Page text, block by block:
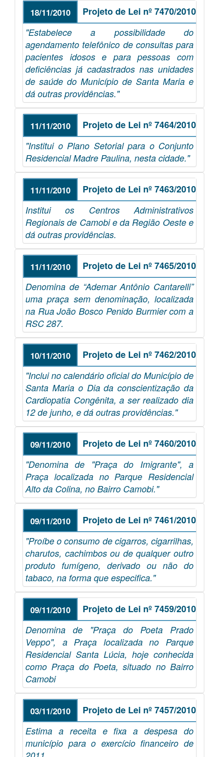
18/11/2010 Projeto de Lei nº 7470/2010
"Estabelece a possibilidade do
agendamento telefônico de consultas para
pacientes idosos e para pessoas com
deficiências já cadastrados nas unidades
de saúde do Município de Santa Maria e
dá outras providências."
11/11/2010 Projeto de Lei nº 7464/2010
"Institui o Plano Setorial para o Conjunto
Residencial Madre Paulina, nesta cidade."
11/11/2010 Projeto de Lei nº 7463/2010
Institui os Centros Administrativos
Regionais de Camobi e da Região Oeste e
dá outras providências.
11/11/2010 Projeto de Lei nº 7465/2010
Denomina de “Ademar Antônio Cantarelli”
uma praça sem denominação, localizada
na Rua João Bosco Penido Burmier com a
RSC 287.
10/11/2010 Projeto de Lei nº 7462/2010
"Inclui no calendário oficial do Município de
Santa Maria o Dia da conscientização da
Cardiopatia Congênita, a ser realizado dia
12 de junho, e dá outras providências."
09/11/2010 Projeto de Lei nº 7460/2010
"Denomina de "Praça do Imigrante", a
Praça localizada no Parque Residencial
Alto da Colina, no Bairro Camobi."
09/11/2010 Projeto de Lei nº 7461/2010
"Proíbe o consumo de cigarros, cigarrilhas,
charutos, cachimbos ou de qualquer outro
produto fumígeno, derivado ou não do
tabaco, na forma que especifica."
09/11/2010 Projeto de Lei nº 7459/2010
Denomina de "Praça do Poeta Prado
Veppo", a Praça localizada no Parque
Residencial Santa Lúcia, hoje conhecida
como Praça do Poeta, situado no Bairro
Camobi
03/11/2010 Projeto de Lei nº 7457/2010
Estima a receita e fixa a despesa do
município para o exercício financeiro de